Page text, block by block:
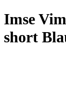
Imse
short